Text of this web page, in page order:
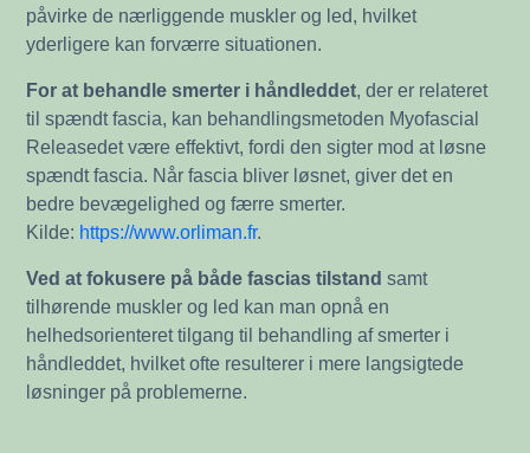
påvirke de nærliggende muskler og led, hvilket
yderligere kan forværre situationen.
For at behandle smerter i håndleddet , der er relateret
til spændt fascia, kan behandlingsmetoden Myofascial
Releasedet være effektivt, fordi den sigter mod at løsne
spændt fascia. Når fascia bliver løsnet, giver det en
bedre bevægelighed og færre smerter.
Kilde: https://www.orliman.fr.
Ved at fokusere på både fascias tilstand samt
tilhørende muskler og led kan man opnå en
helhedsorienteret tilgang til behandling af smerter i
håndleddet, hvilket ofte resulterer i mere langsigtede
løsninger på problemerne.